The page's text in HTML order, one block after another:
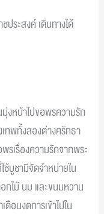
ประสงค์ เดินทางได้
งหน้าไปขอพรความรัก
ทพทั้งสองต่างศรัทธา
รเรื่องความรักจากพระ
ช้บูชามีจัดจำหน่ายใน
กไม้ นม และขนมหวาน
อนงดการเข้าไปใน